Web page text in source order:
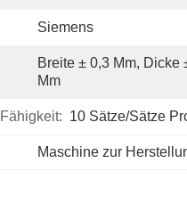
Siemens
Breite ± 0,3 Mm, Dicke
Mm
10 Sätze/Sätze
Maschine zur